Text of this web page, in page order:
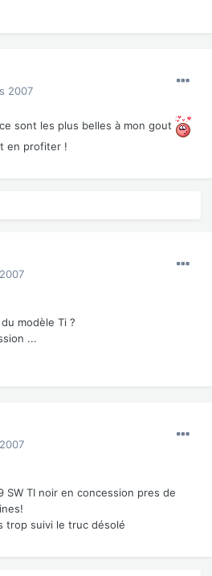
2007
sont les plus belles à mon gout
en profiter !
modèle Ti ?
...
TI noir en concession pres de
trop suivi le truc désolé